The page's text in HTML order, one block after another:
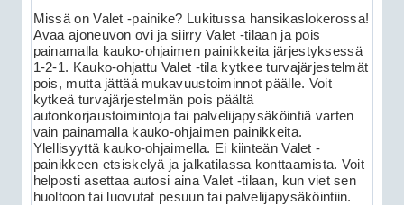
Missä on Valet -painike? Lukitussa hansikaslokerossa!
Avaa ajoneuvon ovi ja siirry Valet -tilaan ja pois
painamalla kauko-ohjaimen painikkeita järjestyksessä
1-2-1. Kauko-ohjattu Valet -tila kytkee turvajärjestelmät
pois, mutta jättää mukavuustoiminnot päälle. Voit
kytkeä turvajärjestelmän pois päältä
autonkorjaustoimintoja tai palvelijapysäköintiä varten
vain painamalla kauko-ohjaimen painikkeita.
Ylellisyyttä kauko-ohjaimella. Ei kiinteän Valet -
painikkeen etsiskelyä ja jalkatilassa konttaamista. Voit
helposti asettaa autosi aina Valet -tilaan, kun viet sen
huoltoon tai luovutat pesuun tai palvelijapysäköintiin.